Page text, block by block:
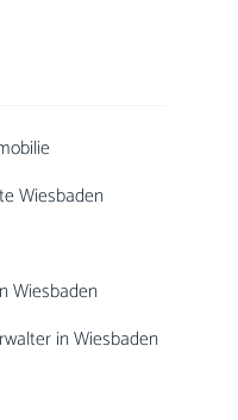
Wiesbaden
Wiesbaden
in Wiesbaden